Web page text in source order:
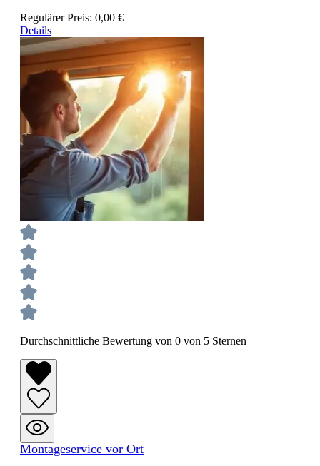
Regulärer Preis: 0,00 €
Details
Durchschnittliche Bewertung von 0 von 5 Sternen
Montageservice vor Ort